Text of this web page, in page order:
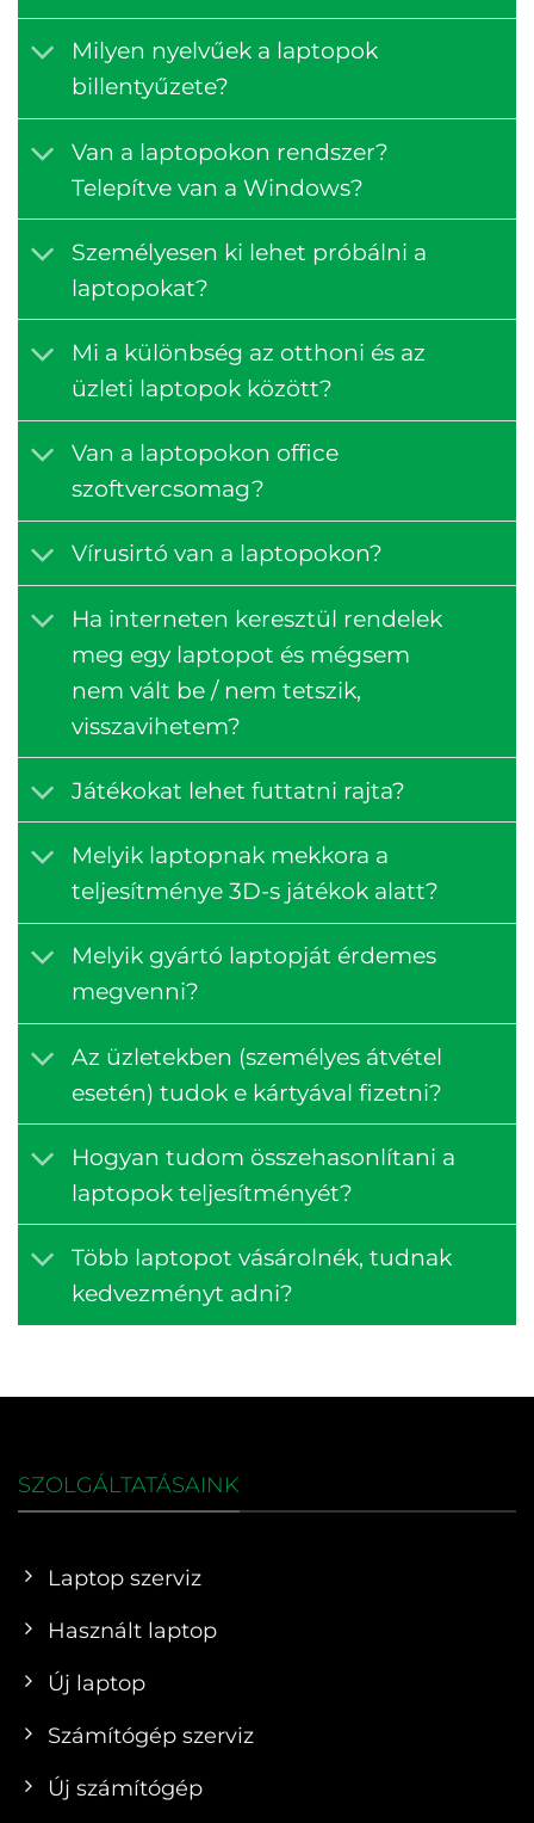
Milyen nyelvűek a laptopok
billentyűzete?
Van a laptopokon rendszer?
Telepítve van a Windows?
Személyesen ki lehet próbálni a
laptopokat?
Mi a különbség az otthoni és az
üzleti laptopok között?
Van a laptopokon office
szoftvercsomag?
Vírusirtó van a laptopokon?
Ha interneten keresztül rendelek
meg egy laptopot és mégsem
nem vált be / nem tetszik,
visszavihetem?
Játékokat lehet futtatni rajta?
Melyik laptopnak mekkora a
teljesítménye 3D-s játékok alatt?
Melyik gyártó laptopját érdemes
megvenni?
Az üzletekben (személyes átvétel
esetén) tudok e kártyával fizetni?
Hogyan tudom összehasonlítani a
laptopok teljesítményét?
Több laptopot vásárolnék, tudnak
kedvezményt adni?
SZOLGÁLTATÁSAINK
Laptop szerviz
Használt laptop
Új laptop
Számítógép szerviz
Új számítógép